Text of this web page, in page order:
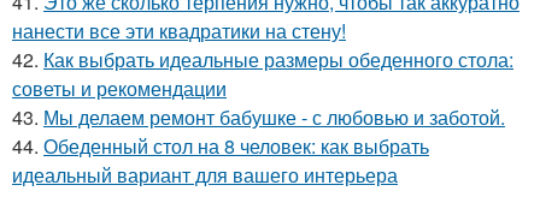
нанести все эти квадратики на стену!
42. Как выбрать идеальные размеры обеденного стола:
советы и рекомендации
43. Мы делаем ремонт бабушке - с любовью и заботой.
44. Обеденный стол на 8 человек: как выбрать
идеальный вариант для вашего интерьера